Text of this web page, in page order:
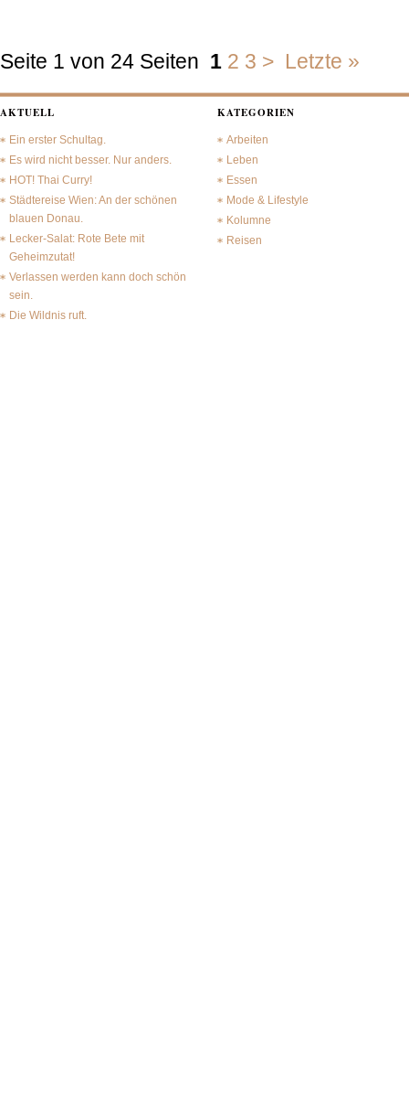
Seite 1 von 24 Seiten 1 2 3 > Letzte »
AKTUELL
Ein erster Schultag.
Es wird nicht besser. Nur anders.
HOT! Thai Curry!
Städtereise Wien: An der schönen
blauen Donau.
Lecker-Salat: Rote Bete mit
Geheimzutat!
Verlassen werden kann doch schön
sein.
Die Wildnis ruft.
KATEGORIEN
Arbeiten
Leben
Essen
Mode & Lifestyle
Kolumne
Reisen